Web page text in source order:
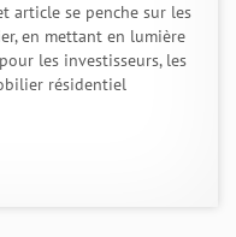
article se penche sur les
en mettant en lumière
les investisseurs, les
résidentiel